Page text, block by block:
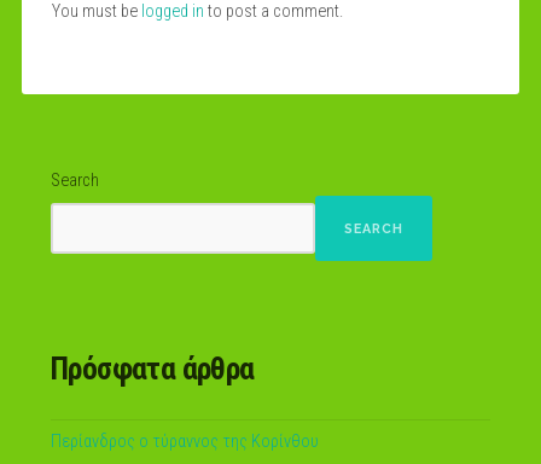
You must be logged in to post a comment.
Search
SEARCH
Πρόσφατα άρθρα
Περίανδρος ο τύραννος της Κορίνθου